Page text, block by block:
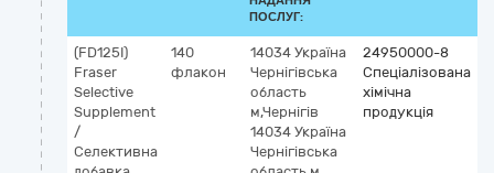
ПОСЛУГ:
(FD125I)
Fraser
Selective
Supplement
/
Селективна
140
флакон
14034 Україна
Чернігівська
область
м,Чернігів
14034 Україна
Чернігівська
24950000-8
Спеціалізована
хімічна
продукція